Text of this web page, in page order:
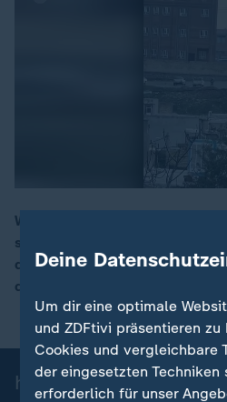
00:15
Während Gespräche mit den
steht auch ein militärisches
der blutigen Zusammenstöße
dringen nur langsam nach
heute-Nachrichten:
Deine
Um dir eine optimale
und ZDFtivi präsentieren
Cookies und vergleichbare
der eingesetzten
erforderlich für unser